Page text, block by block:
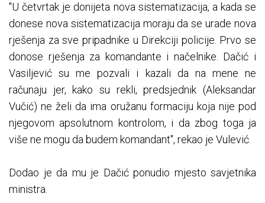
"U četvrtak je donijeta nova sistematizacija, a kada se
donese nova sistematizacija moraju da se urade nova
rješenja za sve pripadnike u Direkciji policije. Prvo se
donose rješenja za komandante i načelnike. Dačić i
Vasiljević su me pozvali i kazali da na mene ne
računaju jer, kako su rekli, predsjednik (Aleksandar
Vučić) ne želi da ima oružanu formaciju koja nije pod
njegovom apsolutnom kontrolom, i da zbog toga ja
više ne mogu da budem komandant", rekao je Vulević.
Dodao je da mu je Dačić ponudio mjesto savjetnika
ministra.